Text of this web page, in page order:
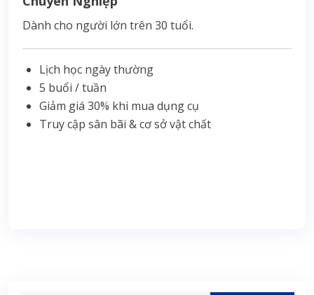
Dành cho người lớn trên 30 tuổi.
Lịch học ngày thường
5 buổi / tuần
Giảm giá 30% khi mua dụng cụ
Truy cập sân bãi & cơ sở vật chất